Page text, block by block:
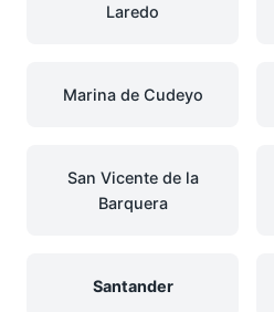
Laredo
Marina de Cudeyo
San Vicente de la
Barquera
Santander